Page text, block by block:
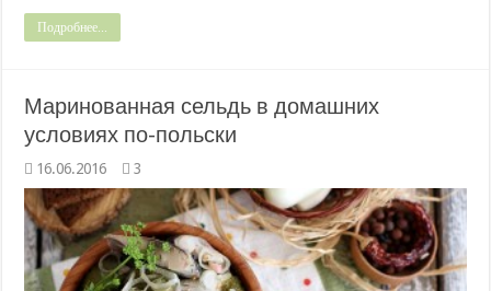
Подробнее...
Маринованная сельдь в домашних
условиях по-польски
16.06.2016 3